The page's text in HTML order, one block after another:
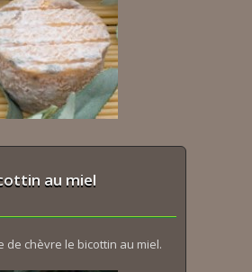
au miel
de chèvre le bicottin au miel.